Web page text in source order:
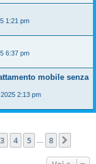
1:21 pm
6:37 pm
mobile senza
2:13 pm
di
3 4 5 8